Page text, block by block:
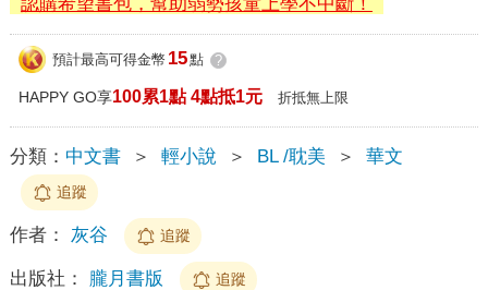
預計最高可得金幣 15點 ?
HAPPY GO享100累1點 4點抵1元 折抵無上限
分類： 中文書 ＞ 輕小說 ＞ BL /耽美 ＞ 華文
追蹤
作者： 灰谷 追蹤
出版社： 朧月書版 追蹤